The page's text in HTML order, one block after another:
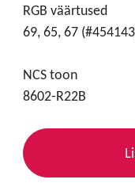
RGB väärtused
69, 65, 67
NCS toon
8602-R22B